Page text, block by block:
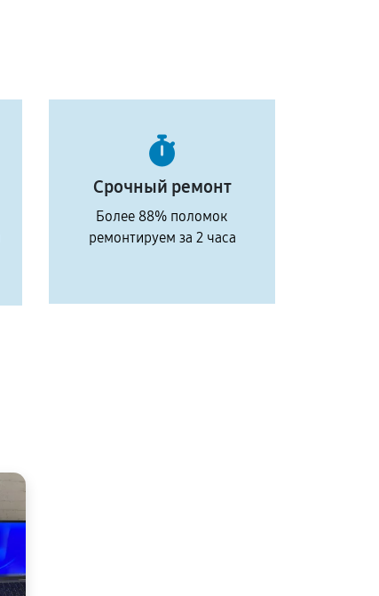
Срочный ремонт
Более 88% поломок
ремонтируем за 2 часа